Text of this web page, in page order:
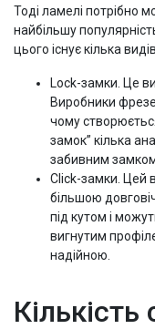
Тоді ламелі потрібно
найбільшу
цього існує кілька
Lock-замки. Це
Виробники
чому
замок” кілька
забивним
Click-замки. Цей
більшою
під кутом і
вигнутим
надійною.
Кількість